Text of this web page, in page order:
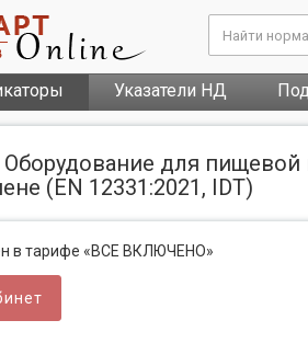
Указатели НД
Оборудование для
(EN 12331:2021, IDT)
в тарифе «ВСЕ ВКЛЮЧЕНО»